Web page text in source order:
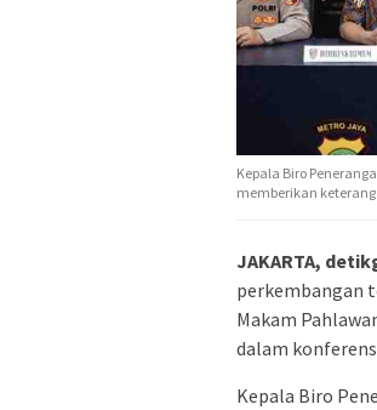
Kepala Biro
memberikan
JAKARTA,
perkembangan
Makam
dalam
Kepala Biro